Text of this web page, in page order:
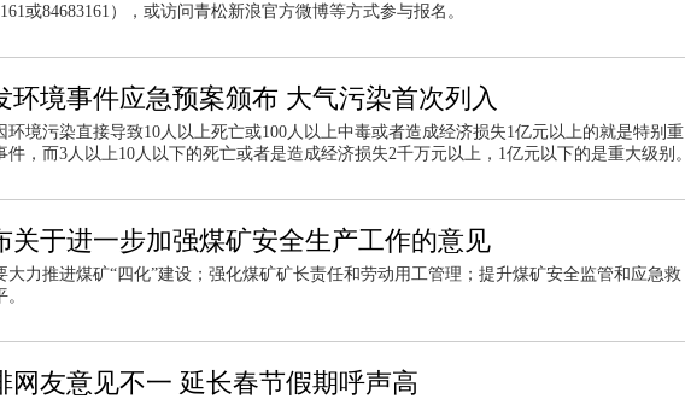
或84683161），或访问青松新浪官方微博等方式参与报名。
环境事件应急预案颁布 大气污染首次列入
环境污染直接导致10人以上死亡或100人以上中毒或者造成经济损失1亿元以上的就是特别重
件，而3人以上10人以下的死亡或者是造成经济损失2千万元以上，1亿元以下的是重大级别。
关于进一步加强煤矿安全生产工作的意见
大力推进煤矿“四化”建设；强化煤矿矿长责任和劳动用工管理；提升煤矿安全监管和应急救
网友意见不一 延长春节假期呼声高